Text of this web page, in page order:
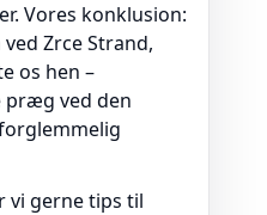
Vores konklusion:
Zrce Strand,
os hen –
præg ved den
vi gerne tips til